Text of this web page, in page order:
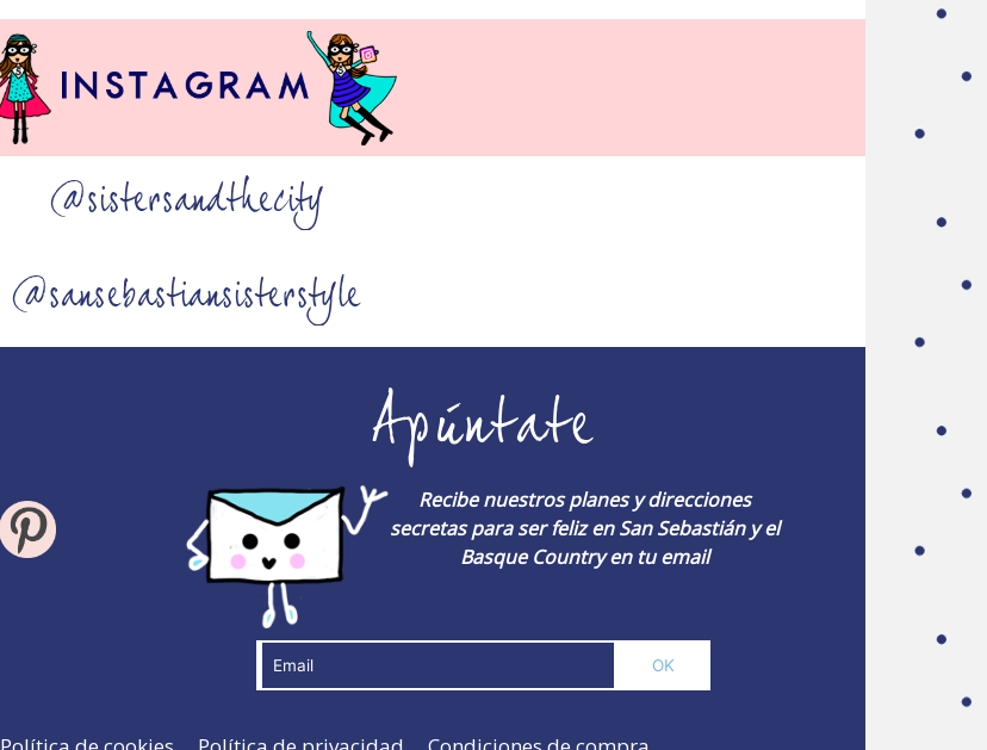
@sistersandthecity
@sansebastiansisterstyle
Apúntate
Recibe nuestros planes y direcciones
secretas para ser feliz en San Sebastián y el
Basque Country en tu email